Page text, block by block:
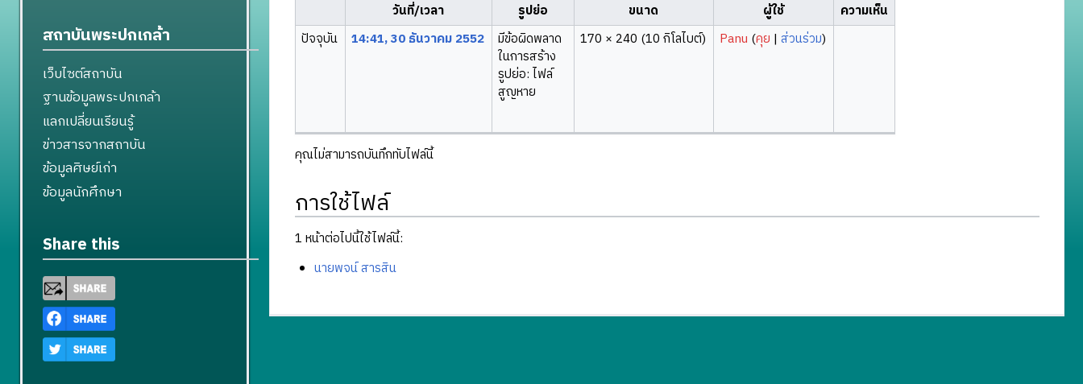
วันที่/เวลา
รูปย่อ ขนาด ผู้ใช้
ความเห็น
ปัจจุบัน
14:41, 30 ธันวาคม 2552
มีข้อผิดพลาด
ในการสร้าง
รูปย่อ: ไฟล์
สูญหาย
170 × 240 (10 กิโลไบต์) Panu (คุย |ส่วนร่วม)
คุณไม่สามารถบันทึกทับไฟล์นี้
การใช้ไฟล์
1 หน้าต่อไปนี้ใช้ไฟล์นี้:
นายพจน์ สารสิน
สถาบันพระปกเกล้า
เว็บไซต์สถาบัน
ฐานข้อมูลพระปกเกล้า
แลกเปลี่ยนเรียนรู้
ข่าวสารจากสถาบัน
ข้อมูลศิษย์เก่า
ข้อมูลนักศึกษา
Share this